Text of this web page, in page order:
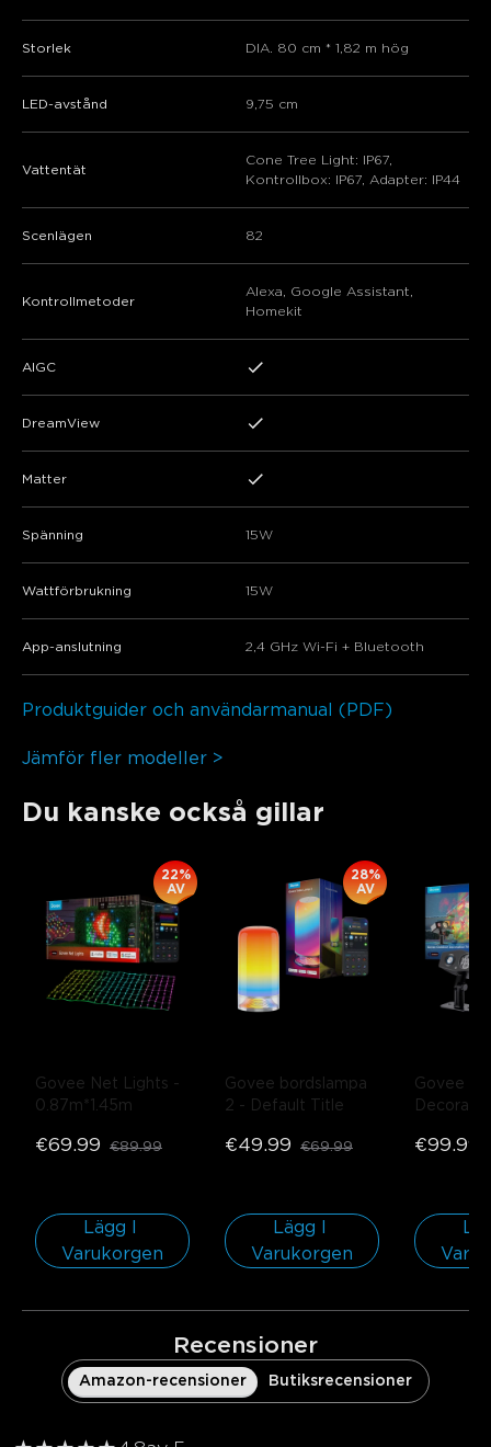
Storlek DIA. 80 cm * 1,82 m hög
LED-avstånd 9,75 cm
Vattentät
Cone Tree Light: IP67,
Kontrollbox: IP67, Adapter: IP44
Scenlägen 82
Kontrollmetoder
Alexa, Google Assistant,
Homekit
AIGC
DreamView
Matter
Spänning 15W
Wattförbrukning 15W
App-anslutning 2,4 GHz Wi-Fi + Bluetooth
Produktguider och användarmanual (PDF)
Jämför fler modeller >
Du kanske också gillar
Govee Net Lights -
0.87m*1.45m
22%
AV
€69.99 €89.99
Lägg I
Varukorgen
Govee bordslampa
2 - Default Title
28%
AV
€49.99 €69.99
Lägg I
Varukorgen
Govee
Pack
€99.99
Recensioner
Amazon-recensioner Butiksrecensioner